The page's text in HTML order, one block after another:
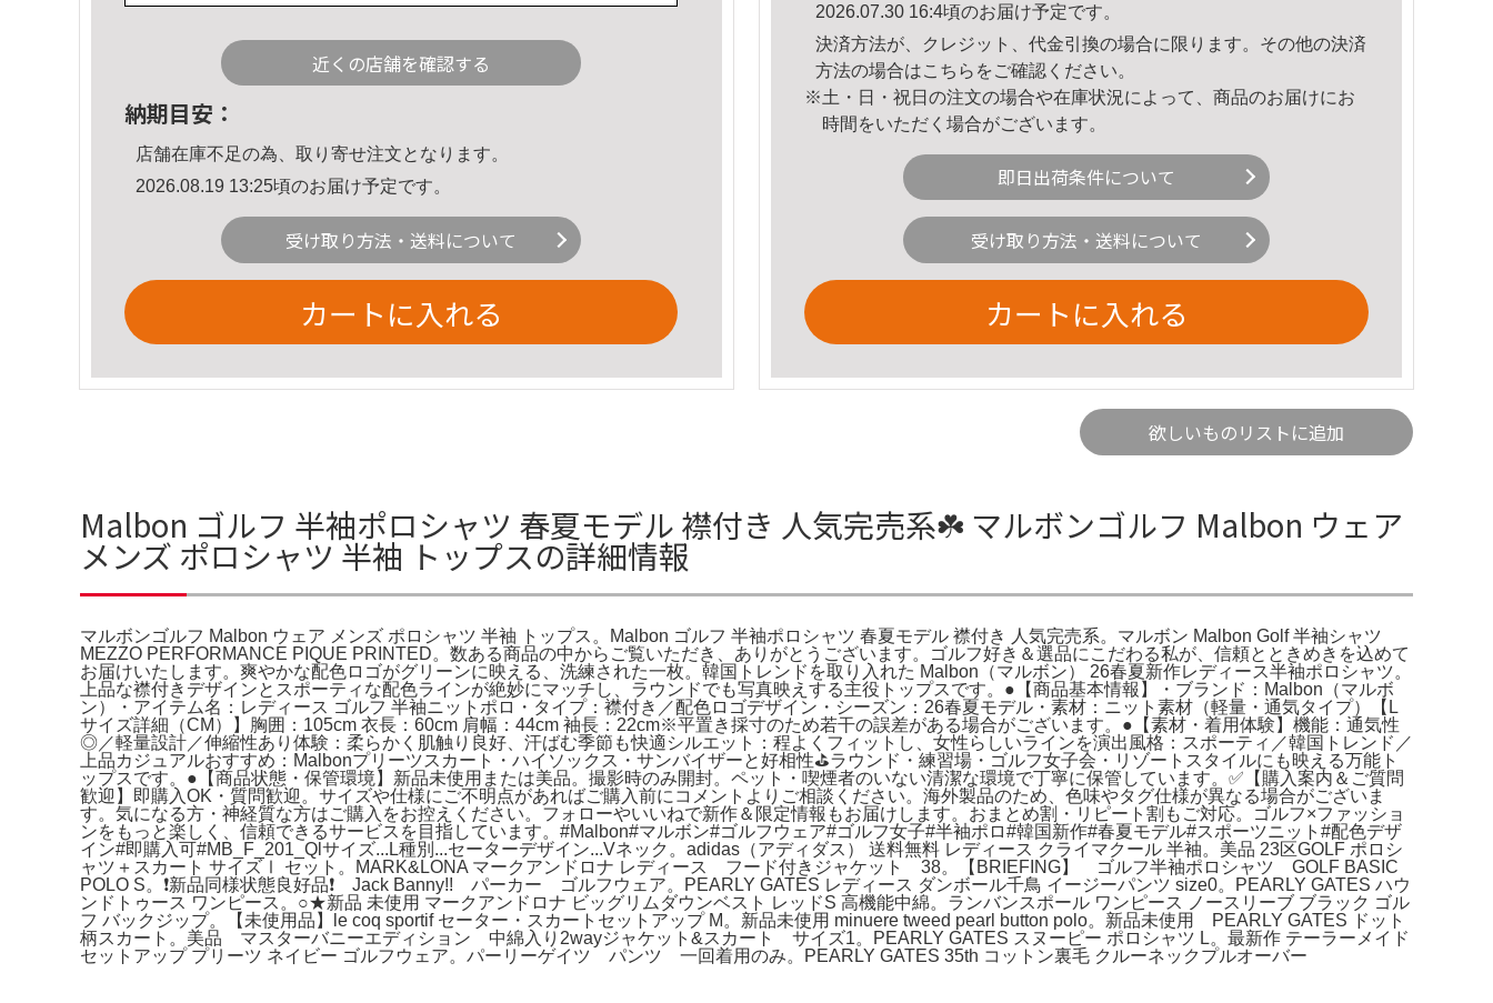
近くの店舗を確認する
納期目安：
店舗在庫不足の為、取り寄せ注文となります。
2026.08.19 13:25頃のお届け予定です。
受け取り方法・送料について
カートに入れる
2026.07.30 16:4頃のお届け予定です。
決済方法が、クレジット、代金引換の場合に限ります。その他の決済
方法の場合はこちら をご確認ください。
※土・日・祝日の注文の場合や在庫状況によって、商品のお届けにお
時間をいただく場合がございます。
即日出荷条件について
受け取り方法・送料について
カートに入れる
欲しいものリストに追加
Malbon ゴルフ 半袖ポロシャツ 春夏モデル 襟付き 人気完売系☘️ マルボンゴルフ Malbon ウェア
メンズ ポロシャツ 半袖 トップスの詳細情報
マルボンゴルフ Malbon ウェア メンズ ポロシャツ 半袖 トップス。Malbon ゴルフ 半袖ポロシャツ 春夏モデル 襟付き 人気完売系。マルボン Malbon Golf 半袖シャツ
MEZZO PERFORMANCE PIQUE PRINTED。数ある商品の中からご覧いただき、ありがとうございます。ゴルフ好き＆選品にこだわる私が、信頼とときめきを込めて
お届けいたします。爽やかな配色ロゴがグリーンに映える、洗練された一枚。韓国トレンドを取り入れた Malbon（マルボン） 26春夏新作レディース半袖ポロシャツ。
上品な襟付きデザインとスポーティな配色ラインが絶妙にマッチし、ラウンドでも写真映えする主役トップスです。●【商品基本情報】・ブランド：Malbon（マルボ
ン）・アイテム名：レディース ゴルフ 半袖ニットポロ・タイプ：襟付き／配色ロゴデザイン・シーズン：26春夏モデル・素材：ニット素材（軽量・通気タイプ）【L
サイズ詳細（CM）】胸囲：105cm 衣長：60cm 肩幅：44cm 袖長：22cm※平置き採寸のため若干の誤差がある場合がございます。●【素材・着用体験】機能：通気性
◎／軽量設計／伸縮性あり体験：柔らかく肌触り良好、汗ばむ季節も快適シルエット：程よくフィットし、女性らしいラインを演出風格：スポーティ／韓国トレンド／
上品カジュアルおすすめ：Malbonプリーツスカート・ハイソックス・サンバイザーと好相性⛳ラウンド・練習場・ゴルフ女子会・リゾートスタイルにも映える万能ト
ップスです。●【商品状態・保管環境】新品未使用または美品。撮影時のみ開封。ペット・喫煙者のいない清潔な環境で丁寧に保管しています。✅【購入案内＆ご質問
歓迎】即購入OK・質問歓迎。サイズや仕様にご不明点があればご購入前にコメントよりご相談ください。海外製品のため、色味やタグ仕様が異なる場合がございま
す。気になる方・神経質な方はご購入をお控えください。フォローやいいねで新作＆限定情報もお届けします。おまとめ割・リピート割もご対応。ゴルフ×ファッショ
ンをもっと楽しく、信頼できるサービスを目指しています。#Malbon#マルボン#ゴルフウェア#ゴルフ女子#半袖ポロ#韓国新作#春夏モデル#スポーツニット#配色デザ
イン#即購入可#MB_F_201_Qlサイズ...L種別...セーターデザイン...Vネック。adidas（アディダス） 送料無料 レディース クライマクール 半袖。美品 23区GOLF ポロシ
ャツ＋スカート サイズⅠ セット。MARK&LONA マークアンドロナ レディース フード付きジャケット 38。【BRIEFING】 ゴルフ半袖ポロシャツ GOLF BASIC
POLO S。❗️新品同様状態良好品❗️ Jack Banny!! パーカー ゴルフウェア。PEARLY GATES レディース ダンボール千鳥 イージーパンツ size0。PEARLY GATES ハウ
ンドトゥース ワンピース。○★新品 未使用 マークアンドロナ ビッグリムダウンベスト レッドS 高機能中綿。ランバンスポール ワンピース ノースリーブ ブラック ゴル
フ バックジップ。【未使用品】le coq sportif セーター・スカートセットアップ M。新品未使用 minuere tweed pearl button polo。新品未使用 PEARLY GATES ドット
柄スカート。美品 マスターバニーエディション 中綿入り2wayジャケット&スカート サイズ1。PEARLY GATES スヌーピー ポロシャツ L。最新作 テーラーメイド
セットアップ プリーツ ネイビー ゴルフウェア。パーリーゲイツ パンツ 一回着用のみ。PEARLY GATES 35th コットン裏毛 クルーネックプルオーバー